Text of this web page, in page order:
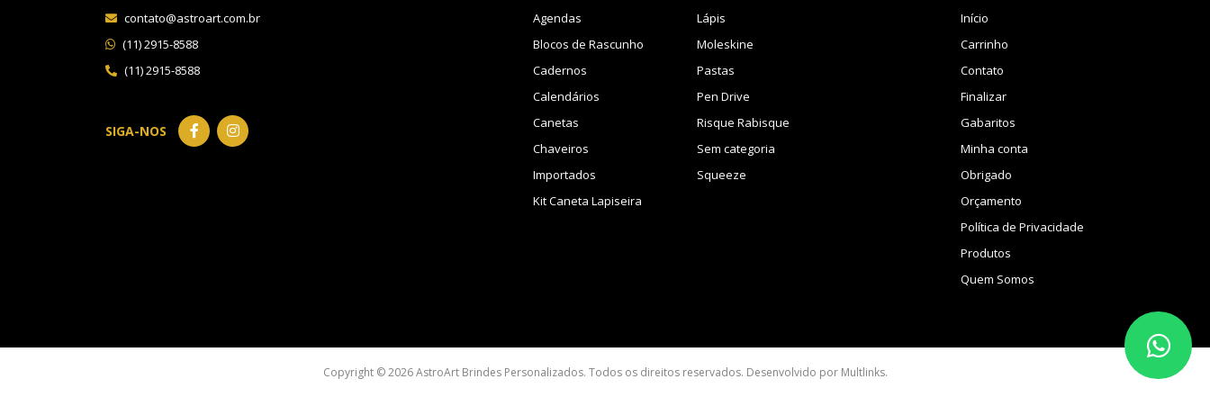
contato@astroart.com.br
(11) 2915-8588
(11) 2915-8588
SIGA-NOS
Agendas
Blocos de Rascunho
Cadernos
Calendários
Canetas
Chaveiros
Importados
Kit Caneta Lapiseira
Lápis
Moleskine
Pastas
Pen Drive
Risque Rabisque
Sem categoria
Squeeze
Início
Carrinho
Contato
Finalizar
Gabaritos
Minha conta
Obrigado
Orçamento
Política de Privacidade
Produtos
Quem Somos
Copyright © 2026 AstroArt Brindes Personalizados. Todos os direitos reservados. Desenvolvido por Multlinks.